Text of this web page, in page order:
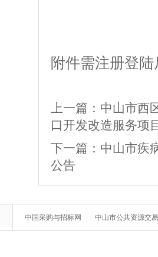
附件需注册登
上一篇： 中山市西
口开发改造服务项
下一篇： 中山市疾
公告
中国采购与招标网 中山市公共资源交